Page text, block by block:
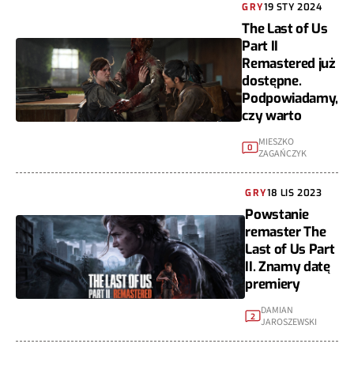
GRY19 STY 2024
The Last of Us
Part II
Remastered już
dostępne.
Podpowiadamy,
czy warto
0
MIESZKO
ZAGAŃCZYK
GRY18 LIS 2023
Powstanie
remaster The
Last of Us Part
II. Znamy datę
premiery
2
DAMIAN
JAROSZEWSKI